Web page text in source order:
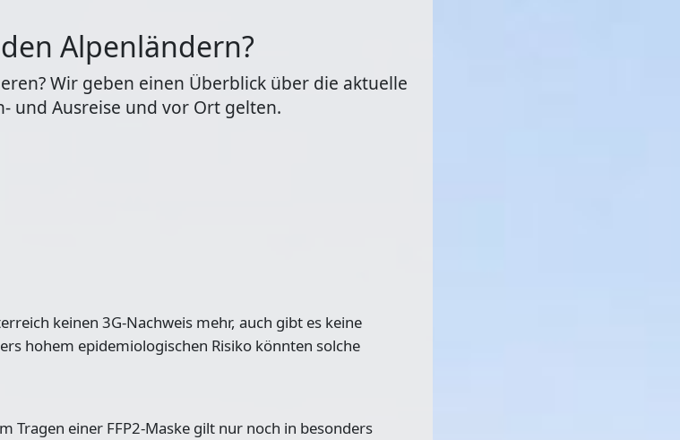
Alpenländern?
Wir geben einen Überblick über die aktuelle
und Ausreise und vor Ort gelten.
keinen 3G-Nachweis mehr, auch gibt es keine
hohem epidemiologischen Risiko könnten solche
Tragen einer FFP2-Maske gilt nur noch in besonders